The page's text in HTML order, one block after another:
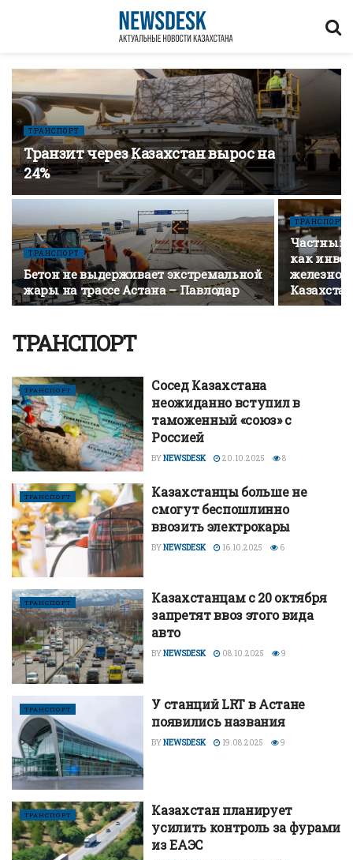
ТРАНСПОРТ
Транзит через Казахстан вырос на
24%
ТРАНСПОРТ
Бетон не выдерживает экстремальной
жары на трассе Астана – Павлодар
ТРАНСПОРТ
Частный
как
ТРАНСПОРТ
ТРАНСПОРТ
Сосед Казахстана
неожиданно вступил в
таможенный «союз» с
Россией
BYNEWSDESK 20.10.2025 8
ТРАНСПОРТ
Казахстанцы больше не
смогут беспошлинно
ввозить электрокары
BYNEWSDESK 16.10.2025 6
ТРАНСПОРТ
Казахстанцам с 20 октября
запретят ввоз этого вида
авто
BYNEWSDESK 08.10.2025 9
ТРАНСПОРТ
У станций LRT в Астане
появились названия
BYNEWSDESK 19.08.2025 9
ТРАНСПОРТ
Казахстан планирует
усилить контроль за фурами
из ЕАЭС